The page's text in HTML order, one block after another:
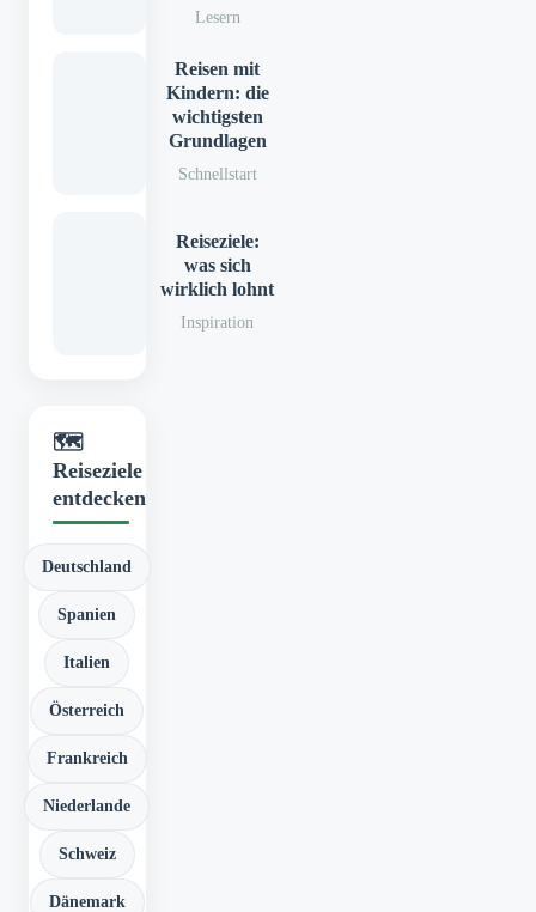
Lesern
Reisen mit
Kindern: die
wichtigsten
Grundlagen
Schnellstart
Reiseziele:
was sich
wirklich lohnt
Inspiration
🗺️
Reiseziele
entdecken
Deutschland
Spanien
Italien
Österreich
Frankreich
Niederlande
Schweiz
Dänemark